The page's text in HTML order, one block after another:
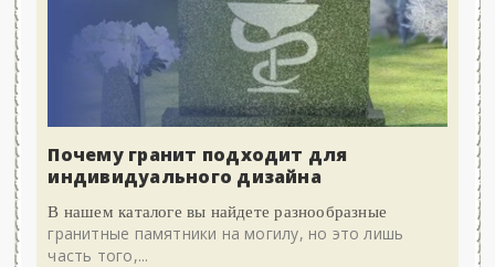
Почему гранит подходит для
индивидуального дизайна
В нашем каталоге вы найдете разнообразные
гранитные памятники на могилу, но это лишь
часть того,...